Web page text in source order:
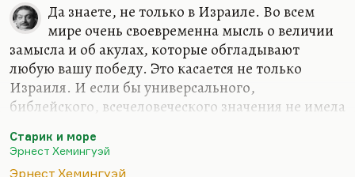
Да знаете, не только в Израиле. Во всем
мире очень своевременна мысль о величии
замысла и об акулах, которые обгладывают
любую вашу победу. Это касается не только
Израиля. И если бы универсального,
библейского, всечеловеческого значения не имела
получила. Она не вызвала бы такого восторга.
Понимаете, какая вещь? «Старик и море» написан
Старик и море
Эрнест Хемингуэй
Эрнест Хемингуэй